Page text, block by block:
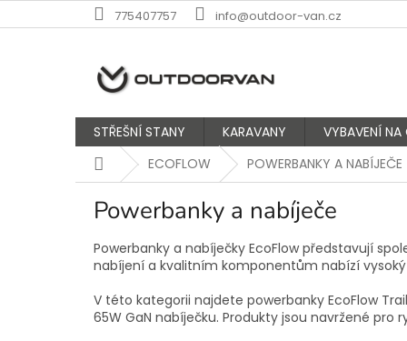
na
775407757 info@outdoor-van.cz
STŘEŠNÍ STANY KARAVANY VYBAVENÍ NA
DomůECOFLOW POWERBANKY A NABÍJEČE
Powerbanky a nabíječe
Powerbanky a nabíječky EcoFlow představují
nabíjení a kvalitním komponentům nabízí
V této kategorii najdete powerbanky EcoFlow
65W GaN nabíječku. Produkty jsou navržené